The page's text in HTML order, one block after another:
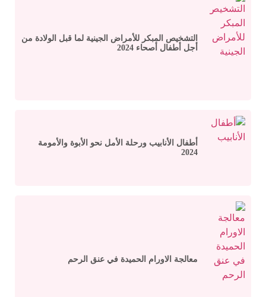
التشخيص المبكر للأمراض الجينية لما قبل الولادة من
أجل أطفال أصحاء 2024
أطفال الأنابيب ورحلة الأمل نحو الأبوة والأمومة
2024
معالجة الاورام الحميدة في عنق الرحم